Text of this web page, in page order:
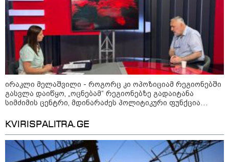
21:03 / 05-08-2026
რამ გამოიწვია საქართველოს
ელექტროენერგეტიკული სისტემის სრული
გათიშვა - რას ამბობს სემეკ-ის წევრი
23:14 / 06-08-2026
სამოქალაქო საზოგადოების
დაკავშირებით ერთობლივ
განცხადებას ავრცელებენ
ირაკლი მელაშვილი - როგორც კი ოპოზიციამ რეგიონებში
გასვლა დაიწყო, „ოცნებამ“ რეგიონებზე გადაიტანა
სიმძიმის ცენტრი, მდინარაძეს პოლიტიკური ფუნქცია
ამოცანაა, მაქსიმალური უზრუნველყოფა ოპოზიციის
KVIRISPALITRA.GE